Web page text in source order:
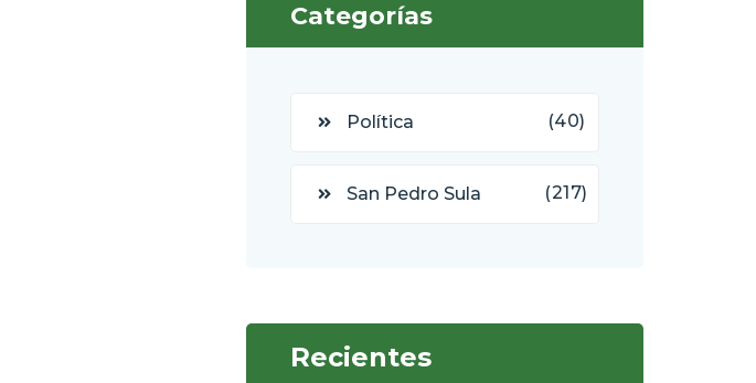
Categorías
Política (40)
San Pedro Sula (217)
Recientes